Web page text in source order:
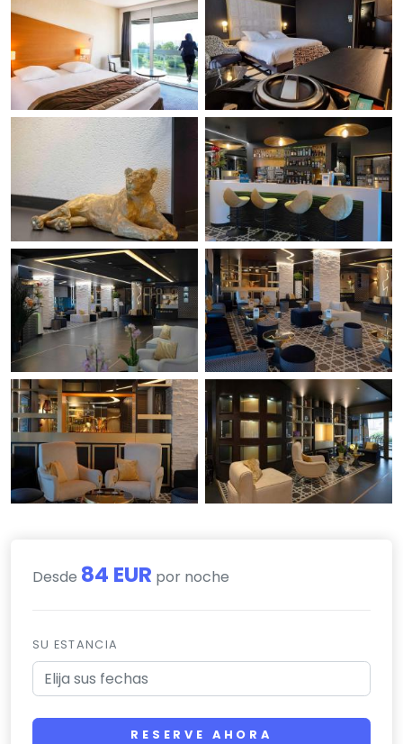
Desde 84 EUR por noche
SU ESTANCIA
RESERVE AHORA